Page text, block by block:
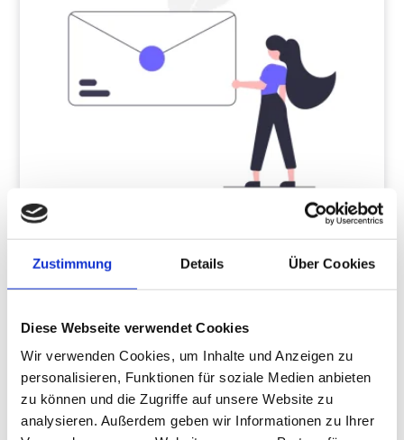
Zustimmung Details Über Cookies
Diese Webseite verwendet Cookies
Wir verwenden Cookies, um Inhalte und Anzeigen zu
personalisieren, Funktionen für soziale Medien anbieten
zu können und die Zugriffe auf unsere Website zu
analysieren. Außerdem geben wir Informationen zu Ihrer
SPF einrichten: Schritt für Schritt
BY ERIK WALDECK 30. MÄRZ 2024
Mit SPF deine Domain vor Spoofing schützen und Spam-Mails
Domains zu verhindern…